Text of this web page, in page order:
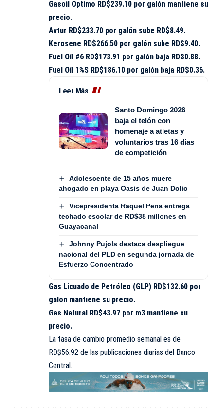
Gasoil Óptimo RD$239.10 por galón mantiene su
precio.
Avtur RD$233.70 por galón sube RD$8.49.
Kerosene RD$266.50 por galón sube RD$9.40.
Fuel Oíl #6 RD$173.91 por galón baja RD$0.88.
Fuel Oíl 1%S RD$186.10 por galón baja RD$0.36.
Leer Más
Santo Domingo 2026
baja el telón con
homenaje a atletas y
voluntarios tras 16 días
de competición
Adolescente de 15 años muere
ahogado en playa Oasis de Juan Dolio
Vicepresidenta Raquel Peña entrega
techado escolar de RD$38 millones en
Guayacanal
Johnny Pujols destaca despliegue
nacional del PLD en segunda jornada de
Esfuerzo Concentrado
Gas Licuado de Petróleo (GLP) RD$132.60 por
galón mantiene su precio.
Gas Natural RD$43.97 por m3 mantiene su
precio.
La tasa de cambio promedio semanal es de
RD$56.92 de las publicaciones diarias del Banco
Central.